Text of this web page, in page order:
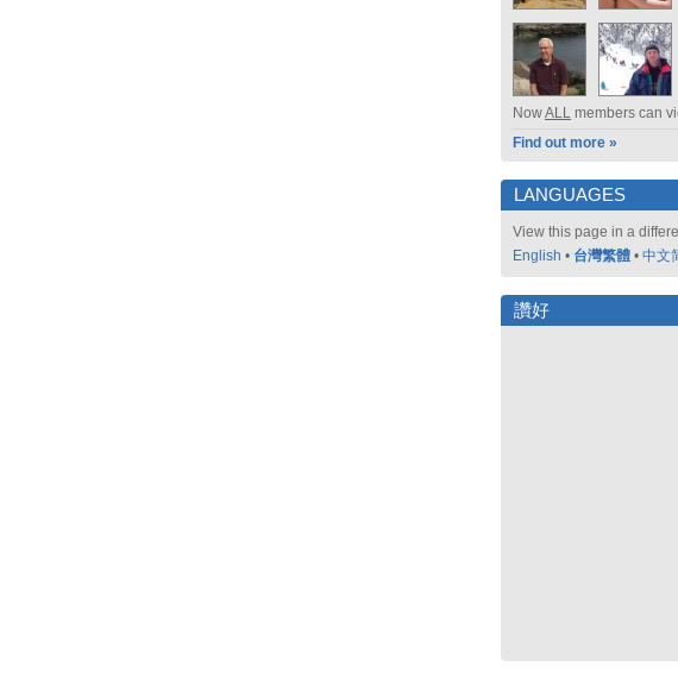
NowALL members can
Find out more »
LANGUAGES
View this page in a
English • 台灣繁體 • 中文
讚好